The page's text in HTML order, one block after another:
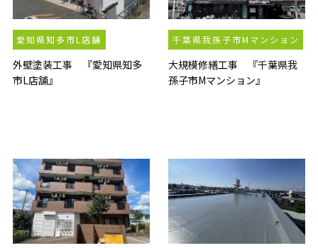
愛知県知多市L店舗
外壁塗装工事 『愛知県知多
市L店舗』
千葉県我孫子市Mマンション
大規模修繕工事 『千葉県我
孫子市Mマンション』